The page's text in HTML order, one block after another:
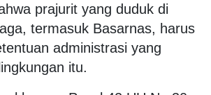
prajurit yang duduk di
termasuk Basarnas, harus
administrasi yang
itu.